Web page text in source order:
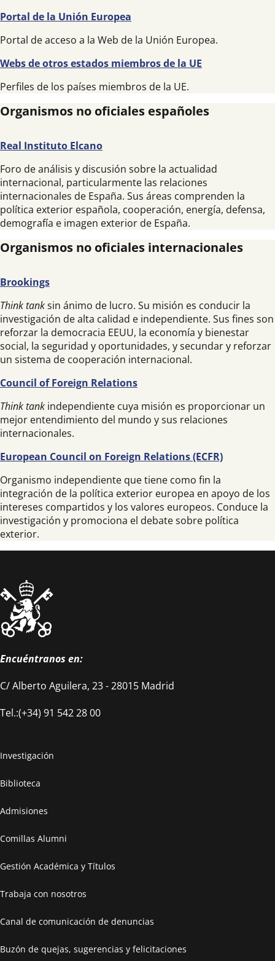
Portal de la Unión Europea
Portal de acceso a la Web de la Unión Europea.
Webs de otros estados miembros de la UE
Perfiles de los países miembros de la UE.
Organismos no oficiales españoles
Real Instituto Elcano
Foro de análisis y discusión sobre la actualidad
internacional, particularmente las relaciones
internacionales de España. Sus áreas comprenden la
política exterior española, cooperación, energía, defensa,
demografía e imagen exterior de España.
Organismos no oficiales internacionales
Brookings
Think tanksin ánimo de lucro. Su misión es conducir la
investigación de alta calidad e independiente. Sus fines son
reforzar la democracia EEUU, la economía y bienestar
social, la seguridad y oportunidades, y secundar y reforzar
un sistema de cooperación internacional.
Council of Foreign Relations
Think tank independiente cuya misión es proporcionar un
mejor entendimiento del mundo y sus relaciones
internacionales.
European Council on Foreign Relations (ECFR)
Organismo independiente que tiene como fin la
integración de la política exterior europea en apoyo de los
intereses compartidos y los valores europeos. Conduce la
investigación y promociona el debate sobre política
exterior.
Encuéntranos en:
C/ Alberto Aguilera, 23 - 28015 Madrid
Tel.:(+34) 91 542 28 00
Investigación
Biblioteca
Admisiones
Comillas Alumni
Gestión Académica y Títulos
Trabaja con nosotros
Canal de comunicación de denuncias
Buzón de quejas, sugerencias y felicitaciones